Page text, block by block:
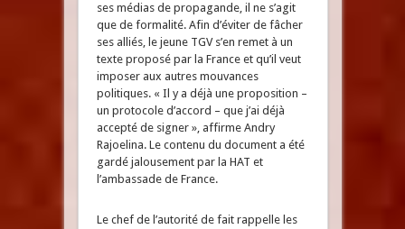
ses médias de propagande, il ne s’agit
que de formalité. Afin d’éviter de fâcher
ses alliés, le jeune TGV s’en remet à un
texte proposé par la France et qu’il veut
imposer aux autres mouvances
politiques. « Il y a déjà une proposition –
un protocole d’accord – que j’ai déjà
accepté de signer », affirme Andry
Rajoelina. Le contenu du document a été
gardé jalousement par la HAT et
l’ambassade de France.
Le chef de l’autorité de fait rappelle les